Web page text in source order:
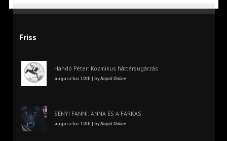
Friss
Handó Péter: Kozmikus háttérsugárzás
augusztus 10th | byNapút Online
SÉNYI FANNI: ANNA ÉS A FARKAS
augusztus 10th | byNapút Online